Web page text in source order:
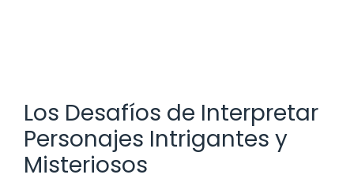
Los Desafíos de Interpretar
Personajes Intrigantes y
Misteriosos